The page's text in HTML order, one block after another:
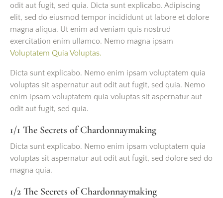
odit aut fugit, sed quia. Dicta sunt explicabo. Adipiscing
elit, sed do eiusmod tempor incididunt ut labore et dolore
magna aliqua. Ut enim ad veniam quis nostrud
exercitation enim ullamco. Nemo magna ipsam
Voluptatem Quia Voluptas.
Dicta sunt explicabo. Nemo enim ipsam voluptatem quia
voluptas sit aspernatur aut odit aut fugit, sed quia. Nemo
enim ipsam voluptatem quia voluptas sit aspernatur aut
odit aut fugit, sed quia.
1/1 The Secrets of Chardonnaymaking
Dicta sunt explicabo. Nemo enim ipsam voluptatem quia
voluptas sit aspernatur aut odit aut fugit, sed dolore sed do
magna quia.
1/2 The Secrets of Chardonnaymaking